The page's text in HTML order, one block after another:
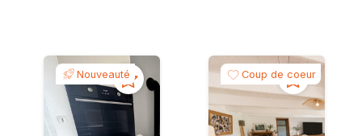
Nouveauté Coup de coeur